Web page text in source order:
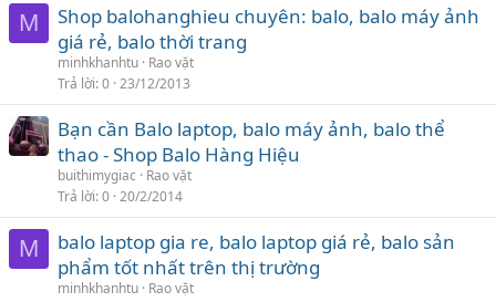
M
Shop balohanghieu chuyên: balo, balo máy ảnh
giá rẻ, balo thời trang
minhkhanhtu Rao vặt
Trả lời 0 23/12/2013
Bạn cần Balo laptop, balo máy ảnh, balo thể
thao - Shop Balo Hàng Hiệu
buithimygiac
Rao vặt
Trả lời 0 20/2/2014
M
balo laptop gia re, balo laptop giá rẻ, balo sản
phẩm tốt nhất trên thị trường
minhkhanhtu Rao vặt